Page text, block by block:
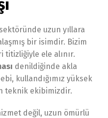
uzun yıllara
bir isimdir. Bizim
ele alınır.
denildiğinde akla
kullandığımız yüksek
teknik ekibimizdir.
değil, uzun ömürlü